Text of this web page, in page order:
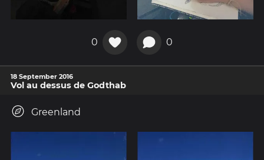
0 0
18 September 2016
Vol au dessus de Godthab
Greenland